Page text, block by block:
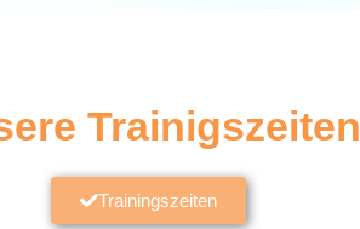
Trainigszeiten
Trainingszeiten